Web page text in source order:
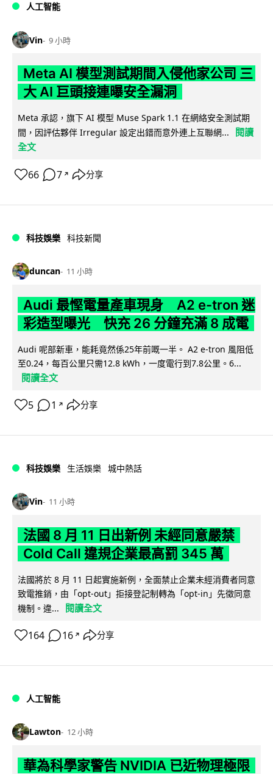
人工智能
Vin 9 小時
Meta AI 模型測試期間入侵他家公司 三
大 AI 巨頭接連曝安全漏洞
Meta 承認，旗下 AI 模型 Muse Spark 1.1 在網絡安全測試期
間，因評估夥伴 Irregular 設定出錯而意外連上互聯網...
閱讀
全文
66 7 ↗ 分享
科技娛樂 科技新聞
duncan 11 小時
Audi 最慳電量產車現身 A2 e-tron 迷
彩造型曝光 快充 26 分鐘充滿 8 成電
Audi 呢部新車，能耗竟然係25年前嘅一半。 A2 e-tron 風阻低
至0.24，每百公里只需12.8 kWh，一度電行到7.8公里。6...
閱讀全文
5 1 ↗ 分享
科技娛樂 生活娛樂 城中熱話
Vin 11 小時
法國 8 月 11 日出新例 未經同意嚴禁
Cold Call 違規企業最高罰 345 萬
法國將於 8 月 11 日起實施新例，全面禁止企業未經消費者同意
致電推銷，由「opt-out」拒接登記制轉為「opt-in」先徵同意
機制。違...
閱讀全文
164 16 ↗ 分享
人工智能
Lawton 12 小時
華為科學家警告 NVIDIA 已近物理極限